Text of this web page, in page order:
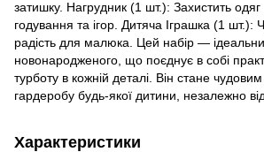
затишку. Нагрудник (1 шт.): Захистить
годування та ігор. Дитяча Іграшка (1 шт.):
радість для малюка. Цей набір —
новонародженого, що поєднує в собі
турботу в кожній деталі. Він стане
гардеробу будь-якої дитини, незалежно від
Характеристики